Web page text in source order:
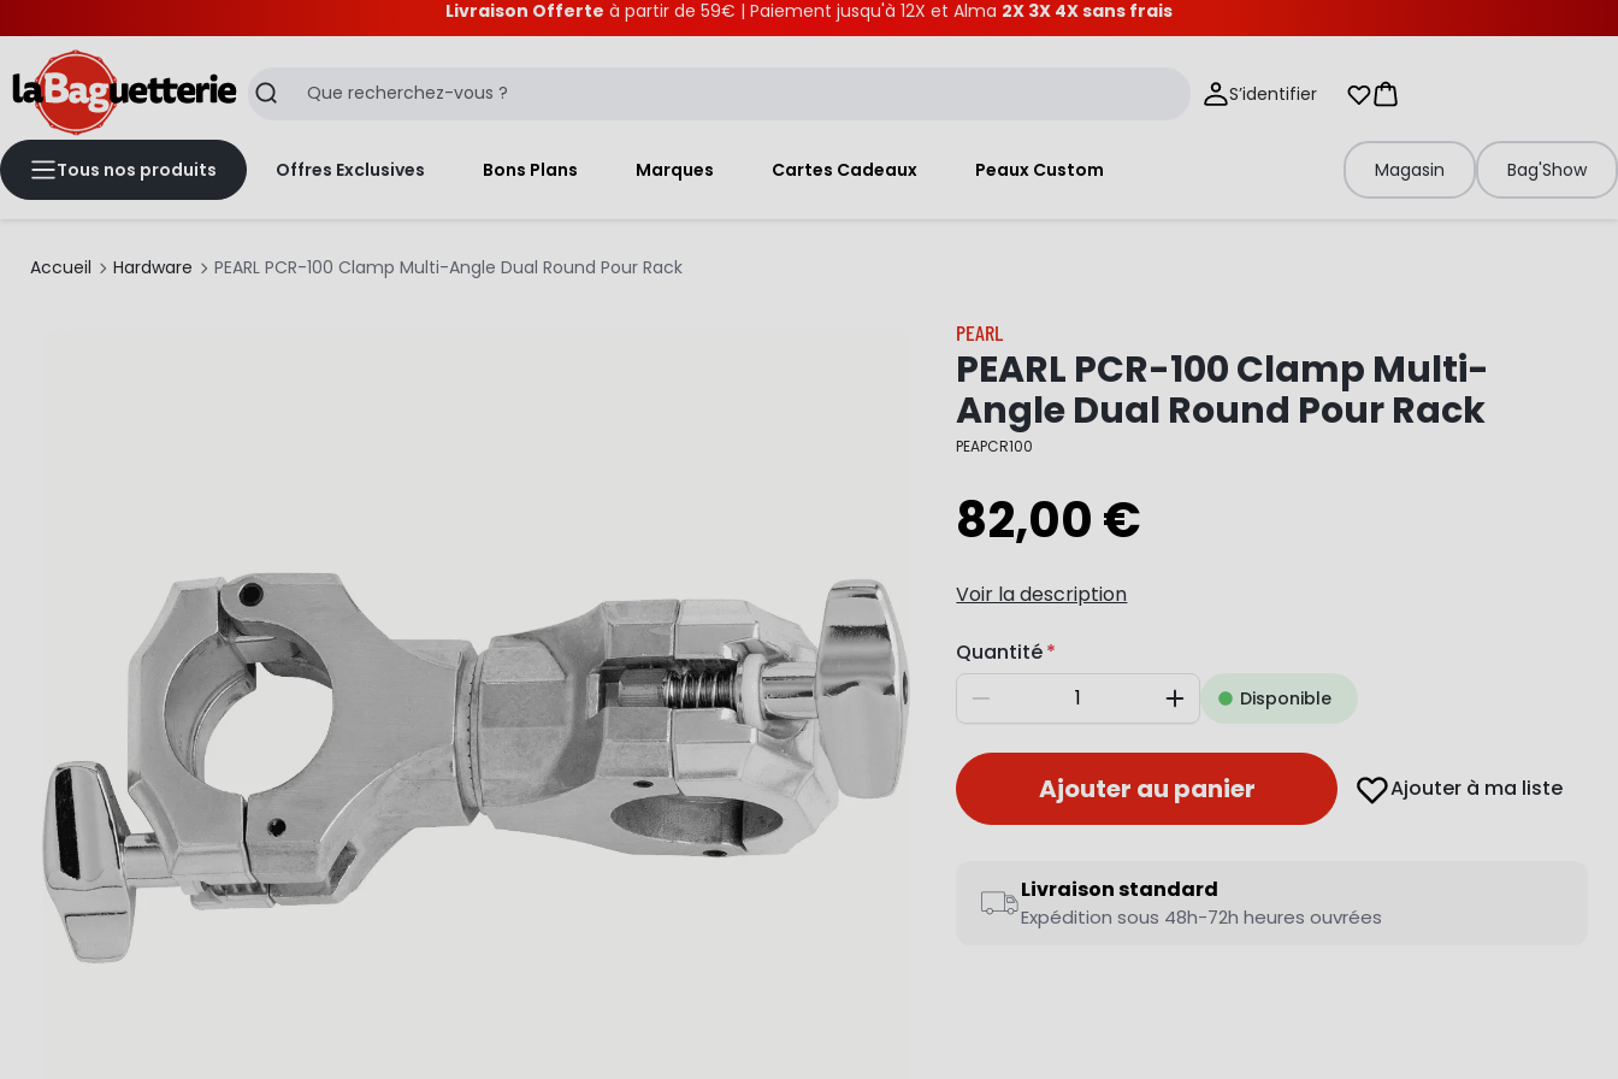
Livraison Offerte à partir de 59€ | Paiement jusqu'à 12X et Alma 2X 3X 4X sans frais
Recherche S’identifier Mes listes d'envies
Panier
Tous nos produits Offres Exclusives Bons Plans Marques Cartes Cadeaux Peaux Custom Magasin Bag'Show
Accueil Hardware PEARL PCR-100 Clamp Multi-Angle Dual Round Pour Rack
PEARL
PEARL PCR-100 Clamp Multi-
Angle Dual Round Pour Rack
PEAPCR100
82,00 €
Voir la description
Quantité
Diminuer AugmenterDisponible
Ajouter au panier Ajouter à ma liste
Livraison standard
Expédition sous 48h-72h heures ouvrées